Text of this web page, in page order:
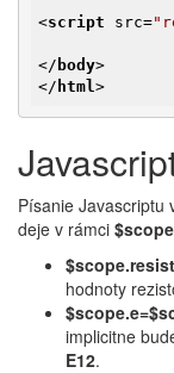
<script src=
</ body>
</ html>
Písanie Javascriptu
deje v rámci $scope
hodnoty
implicitne
E12.